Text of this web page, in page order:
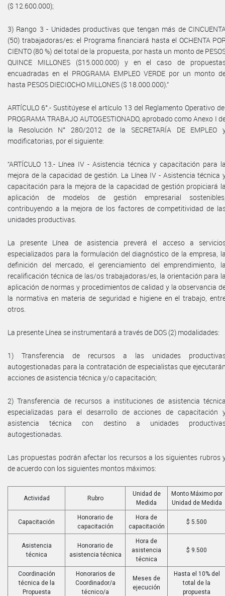
($ 12.600.000);
3) Rango 3 - Unidades productivas que tengan más de
(50) trabajadoras/es: el Programa financiará hasta el OCHENTA
CIENTO (80 %) del total de la propuesta, por hasta un monto de
QUINCE MILLONES ($15.000.000) y en el caso de
encuadradas en el PROGRAMA EMPLEO VERDE por un monto
hasta PESOS DIECIOCHO MILLONES ($ 18.000.000).”
ARTÍCULO 6°.- Sustitúyese el artículo 13 del Reglamento Operativo
PROGRAMA TRABAJO AUTOGESTIONADO, aprobado como Anexo I
la Resolución N° 280/2012 de la SECRETARÍA DE EMPLEO
modificatorias, por el siguiente:
“ARTÍCULO 13.- Línea IV - Asistencia técnica y capacitación para
mejora de la capacidad de gestión. La Línea IV - Asistencia técnica
capacitación para la mejora de la capacidad de gestión propiciará
aplicación de modelos de gestión empresarial
contribuyendo a la mejora de los factores de competitividad de
unidades productivas.
La presente Línea de asistencia preverá el acceso a
especializados para la formulación del diagnóstico de la empresa,
definición del mercado, el gerenciamiento del emprendimiento,
recalificación técnica de las/os trabajadoras/es, la orientación para
aplicación de normas y procedimientos de calidad y la observancia
la normativa en materia de seguridad e higiene en el trabajo,
otros.
La presente Línea se instrumentará a través de DOS (2) modalidades:
1) Transferencia de recursos a las unidades
autogestionadas para la contratación de especialistas que
acciones de asistencia técnica y/o capacitación;
2) Transferencia de recursos a instituciones de asistencia
especializadas para el desarrollo de acciones de capacitación
asistencia técnica con destino a unidades
autogestionadas.
Las propuestas podrán afectar los recursos a los siguientes rubros
de acuerdo con los siguientes montos máximos:
Actividad Rubro
Unidad de
Medida
Monto Máximo por
Unidad de Medida
Capacitación
Honorario de
capacitación
Hora de
capacitación
$ 5.500
Asistencia
técnica
Honorario de
asistencia técnica
Hora de
asistencia
técnica
$ 9.500
Coordinación
técnica de la
Propuesta
Honorarios de
Coordinador/a
técnico/a
Meses de
ejecución
Hasta el 10% del
total de la
propuesta